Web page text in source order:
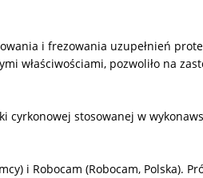
i frezowania uzupełnień
właściwościami, pozwoliło na
stosowanej w
i Robocam (Robocam, Polska).